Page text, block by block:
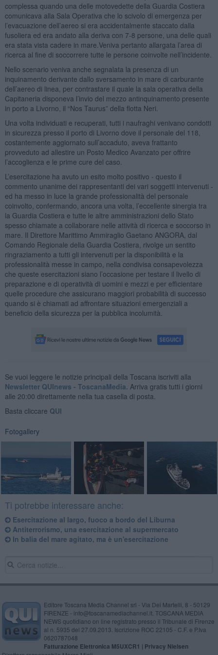
complessa quando una delle motovedette della Guardia Costiera
comunicava alla Sala Operativa che lo scivolo di emergenza per
l’evacuazione dell’aereo si era accidentalmente staccato dalla
fusoliera ed era andato alla deriva con 7-8 persone, una delle quali
era stata vista cadere in mare.Veniva pertanto allargata l’area di
ricerca al fine di soccorrere tutte le persone coinvolte nell’incidente.
Nello scenario veniva anche segnalata la presenza di un
inquinamento derivante dallo sversamento in mare di carburante
dell’aereo di linea, per contrastare il quale la sala operativa della
Capitaneria disponeva l’invio del mezzo antinquinamento presente
in porto a Livorno, il “Nos Taurus” della flotta Neri.
Una volta individuati e recuperati, tutti i naufraghi venivano condotti
in sicurezza presso il porto di Livorno dove il personale del 118,
costantemente aggiornato sull’accaduto, aveva frattanto
provveduto ad allestire un Posto Medico Avanzato per offrire
l’accoglienza e le prime cure del caso.
L’esercitazione ha avuto un esito molto positivo - questo il
commento unanime dei rappresentanti dei vari soggetti intervenuti -
ed ha messo in luce la grande professionalità del personale
coinvolto, confermando, ancora una volta, l’eccellente sinergia tra
la Guardia Costiera e tutte le altre amministrazioni dello Stato
spesso chiamate a collaborare nelle attività di ricerca e soccorso in
mare. Il Direttore Marittimo Ammiraglio Gaetano ANGORA, dal
Comando Regionale della Guardia Costiera, rivolge un sentito
ringraziamento a tutti gli intervenuti per la disponibilità e la
professionalità messe in campo, nella condivisa consapevolezza
che queste esercitazioni siano l’occasione per testare il livello di
preparazione e di operatività di uomini e mezzi e per efficientare
quelle procedure che assicurano maggiori probabilità di successo
quando si è chiamati ad affrontare situazioni emergenziali a
beneficio della sicurezza per la pubblica incolumità.
Se vuoi leggere le notizie principali della Toscana iscriviti alla
Newsletter QUInews - ToscanaMedia. Arriva gratis tutti i giorni
alle 20:00 direttamente nella tua casella di posta.
Basta cliccare QUI
Fotogallery
Ti potrebbe interessare anche:
Esercitazione al largo, fuoco a bordo del Liburna
Antiterrorismo, una esercitazione al supermercato
In balia del mare agitato, ma è un'esercitazione
Editore Toscana Media Channel srl - Via Dei Martelli, 8 - 50129
FIRENZE - info@toscanamediachannel.it. TOSCANA MEDIA
NEWS quotidiano on line registrato presso il Tribunale di Firenze
al n. 5935 del 27.09.2013. Iscrizione ROC 22105 - C.F. e P.Iva
0620787048
Fatturazione Elettronica M5UXCR1 | Privacy Nielsen